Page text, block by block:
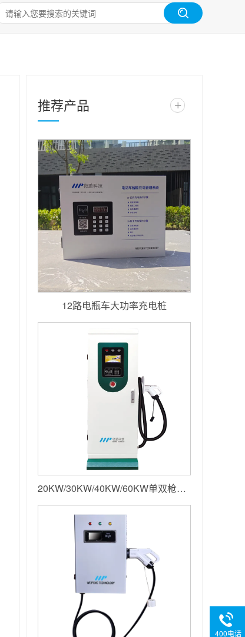
推荐产品 +
12路电瓶车大功率充电桩
20KW/30KW/40KW/60KW单双枪落地小直流
400电话